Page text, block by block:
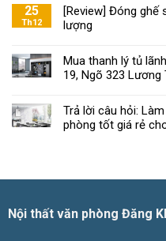
25
Th12
[Review] Đóng ghế
lượng
Mua thanh lý tủ
19, Ngõ 323 Lương
Trả lời câu hỏi:
phòng tốt giá rẻ
Nội thất văn phòng Đăng